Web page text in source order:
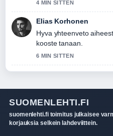
4 MIN SITTEN
Elias Korhonen
Hyva yhteenveto
kooste tanaan.
6 MIN SITTEN
SUOMENLEHTI.FI
suomenlehti.fi toimitus julkaisee
korjauksia selkein lahdeviittein.